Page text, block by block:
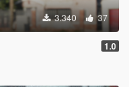
3.340 37
1.0